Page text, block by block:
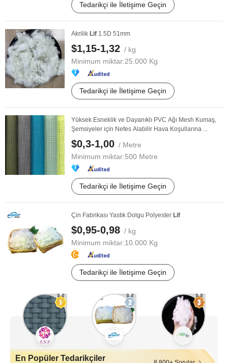
Tedarikçi ile İletişime Geçin
Akrilik Lif 1.5D 51mm
$1,15-1,32 / kg
Minimum miktar:25.000 Kg
Tedarikçi ile İletişime Geçin
Yüksek Esneklik ve Dayanıklı PVC Ağı Mesh Kumaş,
Şemsiyeler için Nefes Alabilir Hava Koşullarına ...
$0,3-1,00 / Metre
Minimum miktar:500 Metre
Tedarikçi ile İletişime Geçin
Çin Fabrikası Yastık Dolgu Polyester Lif
$0,95-0,98 / kg
Minimum miktar:10.000 Kg
Tedarikçi ile İletişime Geçin
En Popüler Tedarikçiler